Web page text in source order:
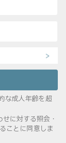
な成人年齢を超
に対する照会・
ことに同意しま